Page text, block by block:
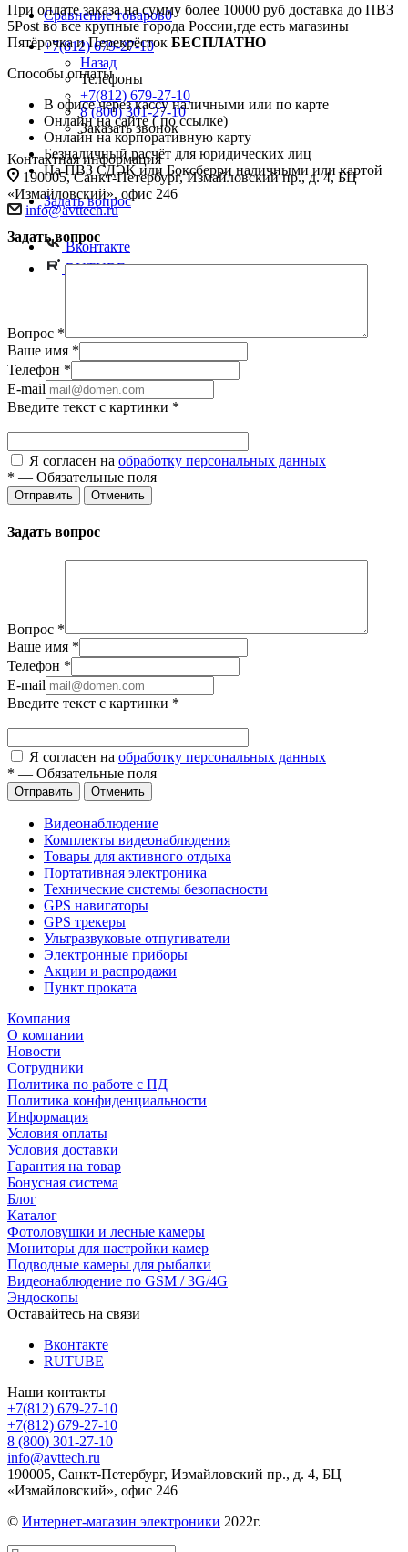
Сравнение товаров0
+7(812) 679-27-10
Назад
Телефоны
+7(812) 679-27-10
8 (800) 301-27-10
Заказать звонок
Контактная информация
190005, Санкт-Петербург, Измайловский пр., д. 4, БЦ
«Измайловский», офис 246
info@avttech.ru
Вконтакте
RUTUBE
При оплате заказа на сумму более 10000 руб доставка до ПВЗ
5Post во все крупные города России,где есть магазины
Пятёрочка и Перекрёсток БЕСПЛАТНО
Способы оплаты
В офисе через кассу наличными или по карте
Онлайн на сайте ( по ссылке)
Онлайн на корпоративную карту
Безналичный расчёт для юридических лиц
На ПВЗ СДЭК или Боксберри наличными или картой
Задать вопрос
Задать вопрос
Вопрос *
Ваше имя *
Телефон *
E-mail
Введите текст с картинки *
Я согласен на обработку персональных данных
* — Обязательные поля
Отправить Отменить
Задать вопрос
Вопрос *
Ваше имя *
Телефон *
E-mail
Введите текст с картинки *
Я согласен на обработку персональных данных
* — Обязательные поля
Отправить Отменить
Видеонаблюдение
Комплекты видеонаблюдения
Товары для активного отдыха
Портативная электроника
Технические системы безопасности
GPS навигаторы
GPS трекеры
Ультразвуковые отпугиватели
Электронные приборы
Акции и распродажи
Пункт проката
Компания
О компании
Новости
Сотрудники
Политика по работе с ПД
Политика конфиденциальности
Информация
Условия оплаты
Условия доставки
Гарантия на товар
Бонусная система
Блог
Каталог
Фотоловушки и лесные камеры
Мониторы для настройки камер
Подводные камеры для рыбалки
Видеонаблюдение по GSM / 3G/4G
Эндоскопы
Оставайтесь на связи
Вконтакте
RUTUBE
Наши контакты
+7(812) 679-27-10
+7(812) 679-27-10
8 (800) 301-27-10
info@avttech.ru
190005, Санкт-Петербург, Измайловский пр., д. 4, БЦ
«Измайловский», офис 246
© Интернет-магазин электроники 2022г.